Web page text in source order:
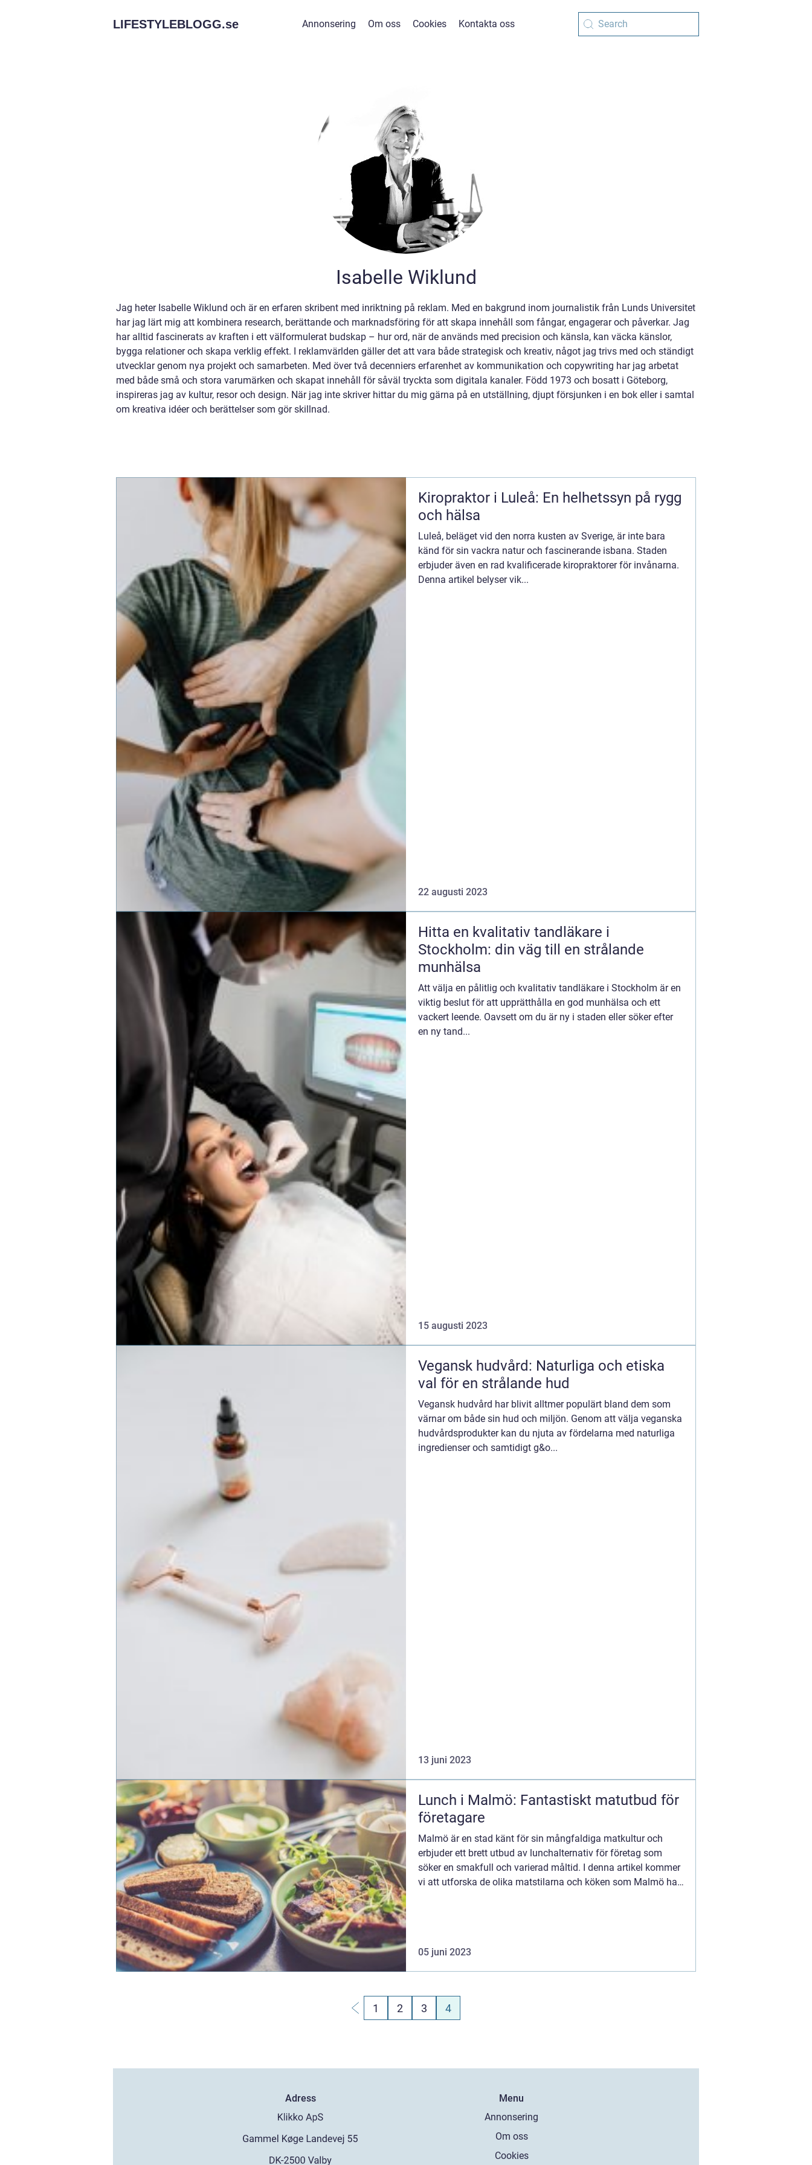
LIFESTYLEBLOGG.se Annonsering Om oss Cookies Kontakta oss
Isabelle Wiklund
Jag heter Isabelle Wiklund och är en erfaren skribent med inriktning på reklam. Med en bakgrund inom journalistik från Lunds Universitet
har jag lärt mig att kombinera research, berättande och marknadsföring för att skapa innehåll som fångar, engagerar och påverkar. Jag
har alltid fascinerats av kraften i ett välformulerat budskap – hur ord, när de används med precision och känsla, kan väcka känslor,
bygga relationer och skapa verklig effekt. I reklamvärlden gäller det att vara både strategisk och kreativ, något jag trivs med och ständigt
utvecklar genom nya projekt och samarbeten. Med över två decenniers erfarenhet av kommunikation och copywriting har jag arbetat
med både små och stora varumärken och skapat innehåll för såväl tryckta som digitala kanaler. Född 1973 och bosatt i Göteborg,
inspireras jag av kultur, resor och design. När jag inte skriver hittar du mig gärna på en utställning, djupt försjunken i en bok eller i samtal
om kreativa idéer och berättelser som gör skillnad.
Kiropraktor i Luleå: En helhetssyn på rygg
och hälsa
Luleå, beläget vid den norra kusten av Sverige, är inte bara
känd för sin vackra natur och fascinerande isbana. Staden
erbjuder även en rad kvalificerade kiropraktorer för invånarna.
Denna artikel belyser vik...
22 augusti 2023
Hitta en kvalitativ tandläkare i
Stockholm: din väg till en strålande
munhälsa
Att välja en pålitlig och kvalitativ tandläkare i Stockholm är en
viktig beslut för att upprätthålla en god munhälsa och ett
vackert leende. Oavsett om du är ny i staden eller söker efter
en ny tand...
15 augusti 2023
Vegansk hudvård: Naturliga och etiska
val för en strålande hud
Vegansk hudvård har blivit alltmer populärt bland dem som
värnar om både sin hud och miljön. Genom att välja veganska
hudvårdsprodukter kan du njuta av fördelarna med naturliga
ingredienser och samtidigt g&o...
13 juni 2023
Lunch i Malmö: Fantastiskt matutbud för
företagare
Malmö är en stad känt för sin mångfaldiga matkultur och
erbjuder ett brett utbud av lunchalternativ för företag som
söker en smakfull och varierad måltid. I denna artikel kommer
vi att utforska de olika matstilarna och köken som Malmö har
05 juni 2023
1 2 3 4
Adress
Menu
Annonsering
Om oss
Cookies